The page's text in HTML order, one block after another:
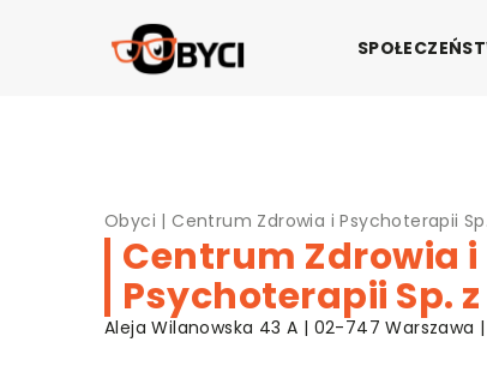
Obyci |Centrum Zdrowia i Psychoterapii
Centrum Zdrowia i
Psychoterapii Sp. z
Aleja Wilanowska 43 A | 02-747 Warszawa